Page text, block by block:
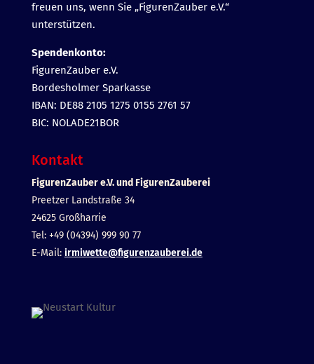
freuen uns, wenn Sie „FigurenZauber e.V.“
unterstützen.
Spendenkonto:
FigurenZauber e.V.
Bordesholmer Sparkasse
IBAN: DE88 2105 1275 0155 2761 57
BIC: NOLADE21BOR
Kontakt
FigurenZauber e.V. und FigurenZauberei
Preetzer Landstraße 34
24625 Großharrie
Tel: +49 (04394) 999 90 77
E-Mail: irmiwette@figurenzauberei.de